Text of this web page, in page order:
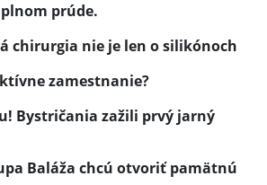
prúde.
chirurgia nie je len o silikónoch
zamestnanie?
Bystričania zažili prvý jarný
Baláža chcú otvoriť pamätnú